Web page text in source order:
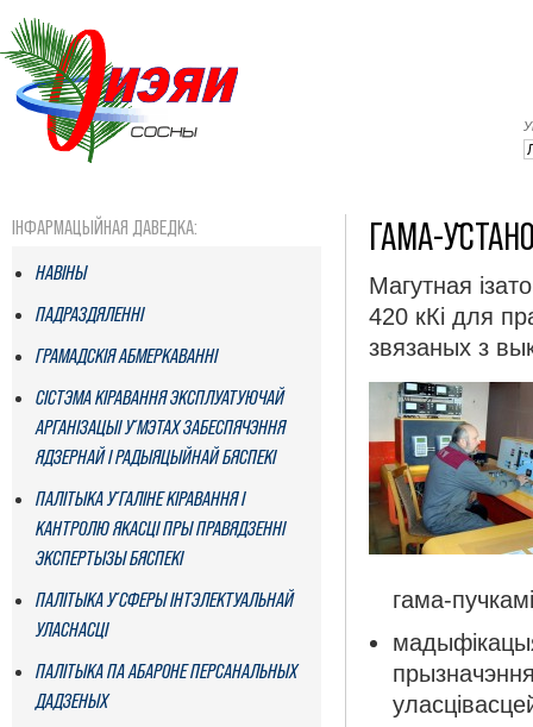
ІНФАРМАЦЫЙНАЯ ДАВЕДКА:
НАВІНЫ
ПАДРАЗДЯЛЕННI
ГРАМАДСКІЯ АБМЕРКАВАННІ
СІСТЭМА КІРАВАННЯ ЭКСПЛУАТУЮЧАЙ
АРГАНІЗАЦЫІ Ў МЭТАХ ЗАБЕСПЯЧЭННЯ
ЯДЗЕРНАЙ І РАДЫЯЦЫЙНАЙ БЯСПЕКІ
ПАЛІТЫКА Ў ГАЛІНЕ КІРАВАННЯ І
КАНТРОЛЮ ЯКАСЦІ ПРЫ ПРАВЯДЗЕННІ
ЭКСПЕРТЫЗЫ БЯСПЕКІ
ПАЛІТЫКА Ў СФЕРЫ ІНТЭЛЕКТУАЛЬНАЙ
УЛАСНАСЦІ
ПАЛІТЫКА ПА АБАРОНЕ ПЕРСАНАЛЬНЫХ
ДАДЗЕНЫХ
ГАМА-
Магутная
420 кКі для
звязаных з
гама-